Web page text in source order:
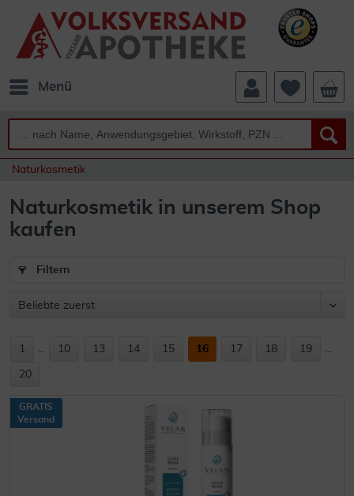
Menü
Naturkosmetik
Naturkosmetik in unserem Shop
kaufen
Filtern
1 ... 10 13 14 15 16 17 18 19 ...
20
GRATIS
Versand